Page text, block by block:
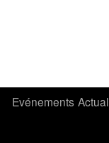
Evénements